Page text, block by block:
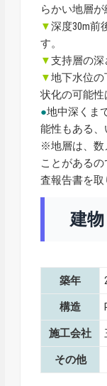
らかい地層が
▼深度30m前
す。
▼支持層の深
▼地下水位
状化の可能性
●地中深くま
能性もある、
※地層は、数
ことがある
査報告書を取
建物
築年
構造
施工会社
その他